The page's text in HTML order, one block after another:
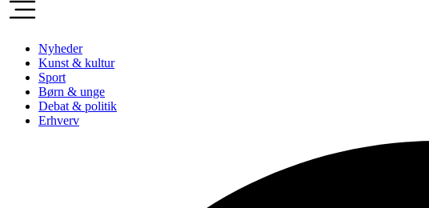
Nyheder
Kunst & kultur
Sport
Børn & unge
Debat & politik
Erhverv